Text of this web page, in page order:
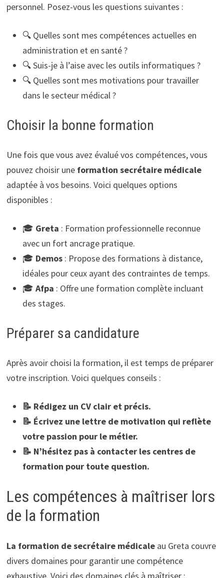
personnel. Posez-vous les questions suivantes :
🔍 Quelles sont mes compétences actuelles en
administration et en santé ?
🔍 Suis-je à l’aise avec les outils informatiques ?
🔍 Quelles sont mes motivations pour travailler
dans le secteur médical ?
Choisir la bonne formation
Une fois que vous avez évalué vos compétences, vous
pouvez choisir une formation secrétaire médicale
adaptée à vos besoins. Voici quelques options
disponibles :
🎓 Greta : Formation professionnelle reconnue
avec un fort ancrage pratique.
🎓 Demos: Propose des formations à distance,
idéales pour ceux ayant des contraintes de temps.
🎓 Afpa : Offre une formation complète incluant
des stages.
Préparer sa candidature
Après avoir choisi la formation, il est temps de préparer
votre inscription. Voici quelques conseils :
📝 Rédigez un CV clair et précis.
📝 Écrivez une lettre de motivation qui reflète
votre passion pour le métier.
📝 N’hésitez pas à contacter les centres de
formation pour toute question.
Les compétences à maîtriser lors
de la formation
La formation de secrétaire médicaleau Greta couvre
divers domaines pour garantir une compétence